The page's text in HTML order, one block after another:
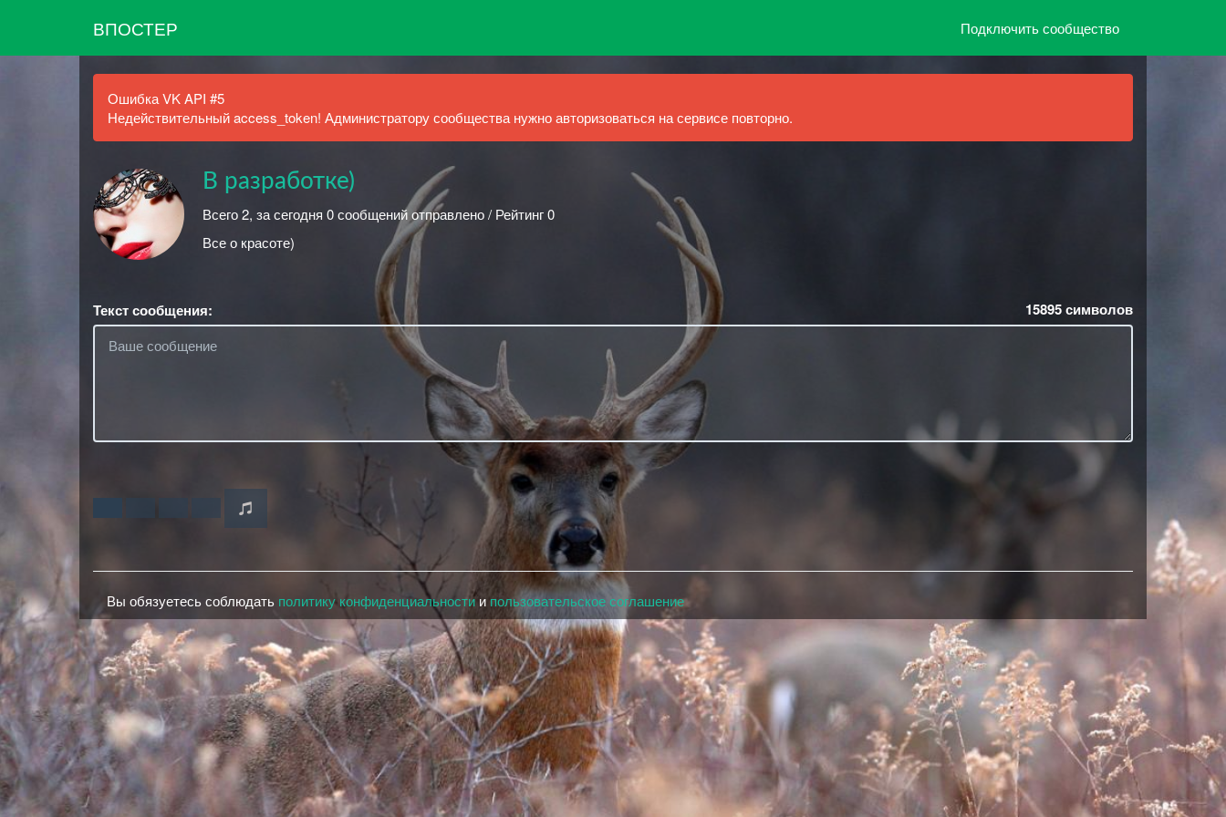
ВПОСТЕР Подключить сообщество
Ошибка VK API #5
Недействительный access_token! Администратору сообщества нужно авторизоваться на сервисе повторно.
В разработке)
Всего 2, за сегодня 0 сообщений отправлено / Рейтинг 0
Все о красоте)
Текст сообщения: 15895символов
Вы обязуетесь соблюдать политику конфиденциальностиипользовательское соглашение